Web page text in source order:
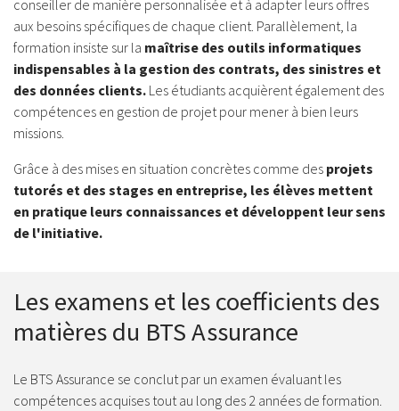
conseiller de manière personnalisée et à adapter leurs offres
aux besoins spécifiques de chaque client. Parallèlement, la
formation insiste sur la maîtrise des outils informatiques
indispensables à la gestion des contrats, des sinistres et
des données clients. Les étudiants acquièrent également des
compétences en gestion de projet pour mener à bien leurs
missions.
Grâce à des mises en situation concrètes comme des projets
tutorés et des stages en entreprise, les élèves mettent
en pratique leurs connaissances et développent leur sens
de l'initiative.
Les examens et les coefficients des
matières du BTS Assurance
Le BTS Assurance se conclut par un examen évaluant les
compétences acquises tout au long des 2 années de formation.